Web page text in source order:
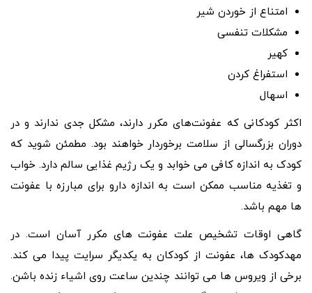
امتناع از خوردن شیر
مشکلات تنفسی
کهیر
استفراغ کردن
اسهال
اکثر کودکانی که عفونت‌های مکرر دارند، مشکل جدی ندارند و در
دوران بزرگسالی از سلامت برخوردار خواهند بود. مطمئن شوید که
کودک به اندازه کافی می خوابد و یک رژیم غذایی سالم دارد. خواب
و تغذیه مناسب ممکن است به اندازه دارو برای مبارزه با عفونت
ها مهم باشد.
گاهی اوقات تشخیص علت عفونت های مکرر آسان است. در
مهدکودک ها، عفونت از کودکان به یکدیگر سرایت پیدا می کند.
برخی از ویروس ها می توانند چندین ساعت روی اشیاء زنده باشن.